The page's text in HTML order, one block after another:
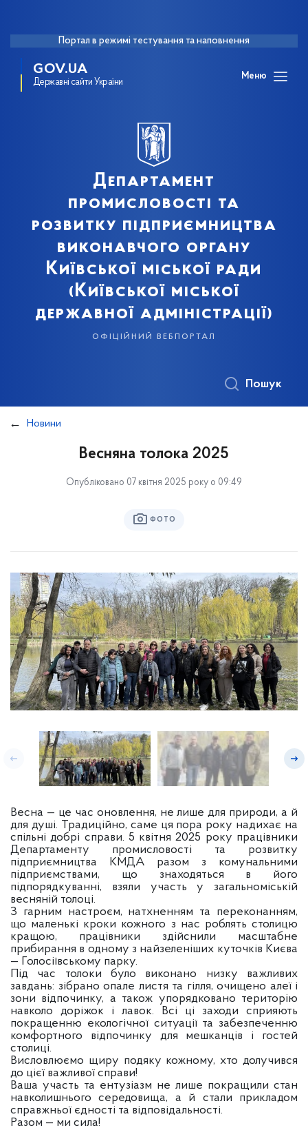
Портал в режимі тестування та наповнення
GOV.UA
Державні сайти України
Меню
Департамент
промисловості та
розвитку підприємництва
виконавчого органу
Київської міської ради
(Київської міської
державної адміністрації)
офіційний вебпортал
Пошук
Новини
Весняна толока 2025
Опубліковано 07 квітня 2025 року о 09:49
ФОТО
Весна — це час оновлення, не лише для природи, а й
для душі. Традиційно, саме ця пора року надихає на
спільні добрі справи. 5 квітня 2025 року працівники
Департаменту промисловості та розвитку
підприємництва КМДА разом з комунальними
підприємствами, що знаходяться в його
підпорядкуванні, взяли участь у загальноміській
весняній толоці.
З гарним настроєм, натхненням та переконанням,
що маленькі кроки кожного з нас роблять столицю
кращою, працівники здійснили масштабне
прибирання в одному з найзеленіших куточків Києва
— Голосіївському парку.
Під час толоки було виконано низку важливих
завдань: зібрано опале листя та гілля, очищено алеї і
зони відпочинку, а також упорядковано територію
навколо доріжок і лавок. Всі ці заходи сприяють
покращенню екологічної ситуації та забезпеченню
комфортного відпочинку для мешканців і гостей
столиці.
Висловлюємо щиру подяку кожному, хто долучився
до цієї важливої справи!
Ваша участь та ентузіазм не лише покращили стан
навколишнього середовища, а й стали прикладом
справжньої єдності та відповідальності.
Разом — ми сила!